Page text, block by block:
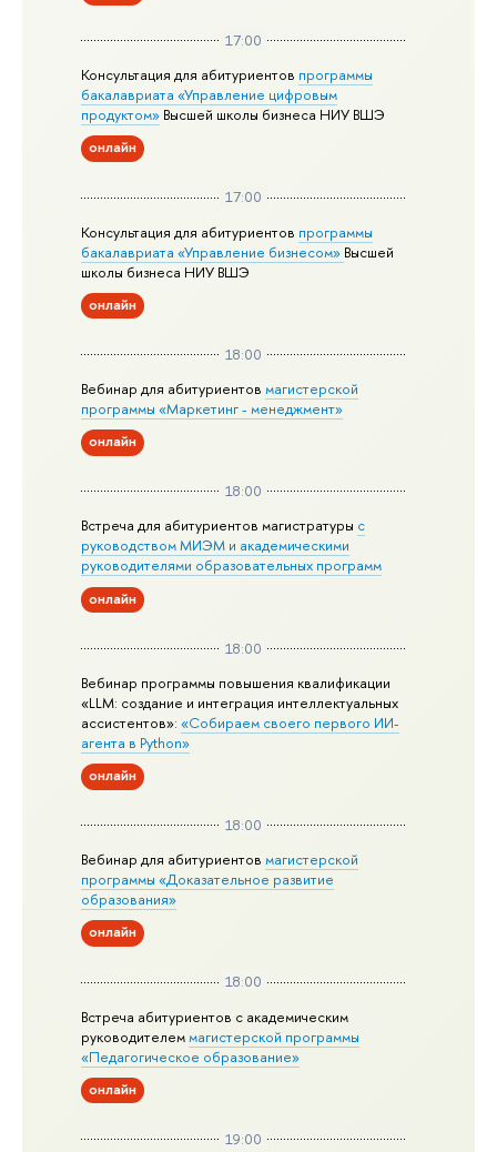
17:00
Консультация для абитуриентов программы
бакалавриата «Управление цифровым
продуктом» Высшей школы бизнеса НИУ ВШЭ
онлайн
17:00
Консультация для абитуриентов программы
бакалавриата «Управление бизнесом» Высшей
школы бизнеса НИУ ВШЭ
онлайн
18:00
Вебинар для абитуриентовмагистерской
программы «Маркетинг - менеджмент»
онлайн
18:00
Встреча для абитуриентов магистратуры с
руководством МИЭМ и академическими
руководителями образовательных программ
онлайн
18:00
Вебинар программы повышения квалификации
«LLM: создание и интеграция интеллектуальных
ассистентов»:«Собираем своего первого ИИ-
агента в Python»
онлайн
18:00
Вебинар для абитуриентовмагистерской
программы «Доказательное развитие
образования»
онлайн
18:00
Встреча абитуриентов с академическим
руководителеммагистерской программы
«Педагогическое образование»
онлайн
19:00